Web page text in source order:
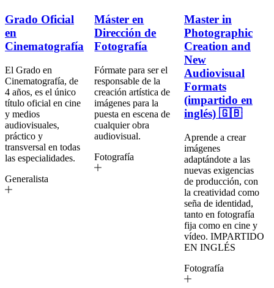
Grado Oficial
en
Cinematografía
El Grado en
Cinematografía, de
4 años, es el único
título oficial en cine
y medios
audiovisuales,
práctico y
transversal en todas
las especialidades.
Generalista
Máster en
Dirección de
Fotografía
Fórmate para ser el
responsable de la
creación artística de
imágenes para la
puesta en escena de
cualquier obra
audiovisual.
Fotografía
Master in
Photographic
Creation and
New
Audiovisual
Formats
(impartido en
inglés) 🇬🇧
Aprende a crear
imágenes
adaptándote a las
nuevas exigencias
de producción, con
la creatividad como
seña de identidad,
tanto en fotografía
fija como en cine y
vídeo. IMPARTIDO
EN INGLÉS
Fotografía